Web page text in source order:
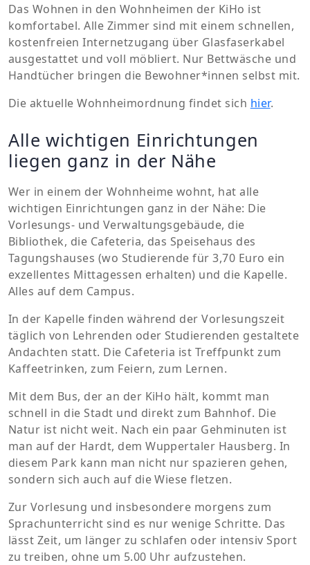
Das Wohnen in den Wohnheimen der KiHo ist
komfortabel. Alle Zimmer sind mit einem schnellen,
kostenfreien Internetzugang über Glasfaserkabel
ausgestattet und voll möbliert. Nur Bettwäsche und
Handtücher bringen die Bewohner*innen selbst mit.
Die aktuelle Wohnheimordnung findet sich hier.
Alle wichtigen Einrichtungen
liegen ganz in der Nähe
Wer in einem der Wohnheime wohnt, hat alle
wichtigen Einrichtungen ganz in der Nähe: Die
Vorlesungs- und Verwaltungsgebäude, die
Bibliothek, die Cafeteria, das Speisehaus des
Tagungshauses (wo Studierende für 3,70 Euro ein
exzellentes Mittagessen erhalten) und die Kapelle.
Alles auf dem Campus.
In der Kapelle finden während der Vorlesungszeit
täglich von Lehrenden oder Studierenden gestaltete
Andachten statt. Die Cafeteria ist Treffpunkt zum
Kaffeetrinken, zum Feiern, zum Lernen.
Mit dem Bus, der an der KiHo hält, kommt man
schnell in die Stadt und direkt zum Bahnhof. Die
Natur ist nicht weit. Nach ein paar Gehminuten ist
man auf der Hardt, dem Wuppertaler Hausberg. In
diesem Park kann man nicht nur spazieren gehen,
sondern sich auch auf die Wiese fletzen.
Zur Vorlesung und insbesondere morgens zum
Sprachunterricht sind es nur wenige Schritte. Das
lässt Zeit, um länger zu schlafen oder intensiv Sport
zu treiben, ohne um 5.00 Uhr aufzustehen.